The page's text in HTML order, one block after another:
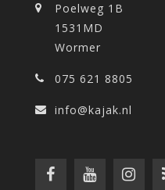
Poelweg 1B
1531MD
Wormer
075 621 8805
info@kajak.nl